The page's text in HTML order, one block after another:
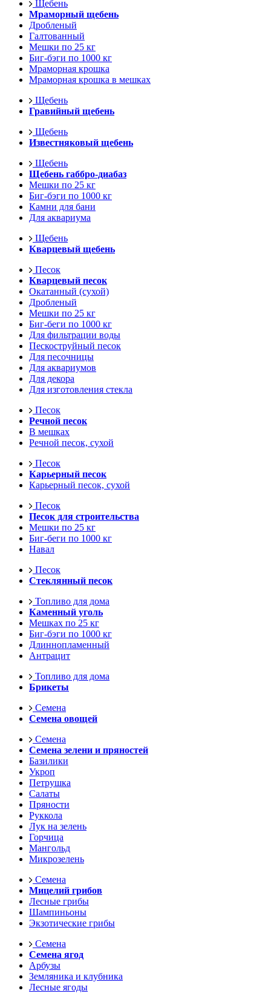
Щебень
Мраморный щебень
Дробленый
Галтованный
Мешки по 25 кг
Биг-бэги по 1000 кг
Мраморная крошка
Мраморная крошка в мешках
Щебень
Гравийный щебень
Щебень
Известняковый щебень
Щебень
Щебень габбро-диабаз
Мешки по 25 кг
Биг-бэги по 1000 кг
Камни для бани
Для аквариума
Щебень
Кварцевый щебень
Песок
Кварцевый песок
Окатанный (сухой)
Дробленый
Мешки по 25 кг
Биг-беги по 1000 кг
Для фильтрации воды
Пескоструйный песок
Для песочницы
Для аквариумов
Для декора
Для изготовления стекла
Песок
Речной песок
В мешках
Речной песок, сухой
Песок
Карьерный песок
Карьерный песок, сухой
Песок
Песок для строительства
Мешки по 25 кг
Биг-беги по 1000 кг
Навал
Песок
Стеклянный песок
Топливо для дома
Каменный уголь
Мешках по 25 кг
Биг-бэги по 1000 кг
Длиннопламенный
Антрацит
Топливо для дома
Брикеты
Семена
Семена овощей
Семена
Семена зелени и пряностей
Базилики
Укроп
Петрушка
Салаты
Пряности
Руккола
Лук на зелень
Горчица
Мангольд
Микрозелень
Семена
Мицелий грибов
Лесные грибы
Шампиньоны
Экзотические грибы
Семена
Семена ягод
Арбузы
Земляника и клубника
Лесные ягоды